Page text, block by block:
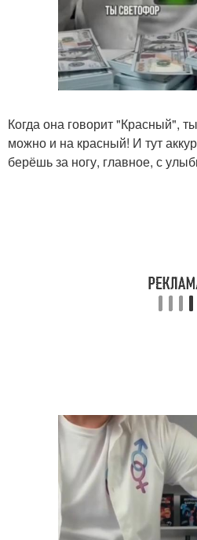
Когда она говорит "Красный",
можно и на красный! И тут
берёшь за ногу, главное, с